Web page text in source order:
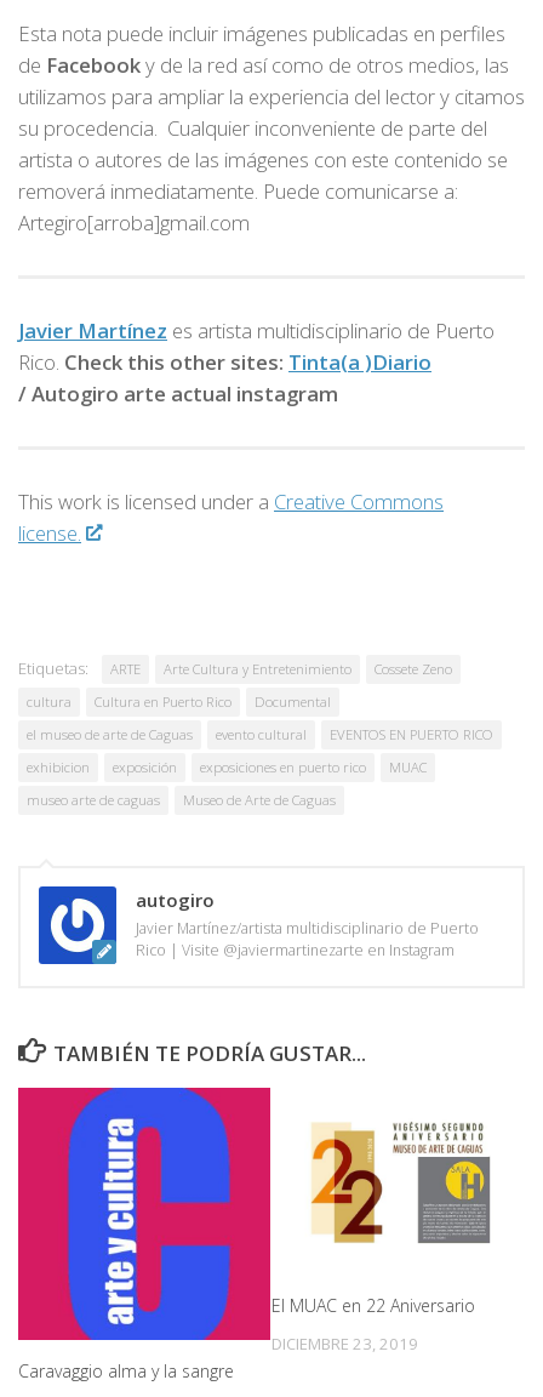
Esta nota puede incluir imágenes publicadas en perfiles
de Facebooky de la red así como de otros medios, las
utilizamos para ampliar la experiencia del lector y citamos
su procedencia. Cualquier inconveniente de parte del
artista o autores de las imágenes con este contenido se
removerá inmediatamente. Puede comunicarse a:
Artegiro[arroba]gmail.com
Javier Martínez es artista multidisciplinario de Puerto
Rico. Check this other sites: Tinta(a )Diario
/Autogiro arte actual instagram
This work is licensed under a Creative Commons
license.
Etiquetas: ARTE Arte Cultura y Entretenimiento
Cossete Zeno
cultura
Cultura en Puerto Rico
Documental
el museo de arte de Caguas
evento cultural
EVENTOS EN PUERTO RICO
exhibicion
exposición exposiciones en puerto rico
MUAC
museo arte de caguas
Museo de Arte de Caguas
autogiro
Javier Martínez/artista multidisciplinario de Puerto
Rico | Visite @javiermartinezarte en Instagram
TAMBIÉN TE PODRÍA GUSTAR...
Caravaggio alma y la sangre
El MUAC en 22 Aniversario
DICIEMBRE 23, 2019